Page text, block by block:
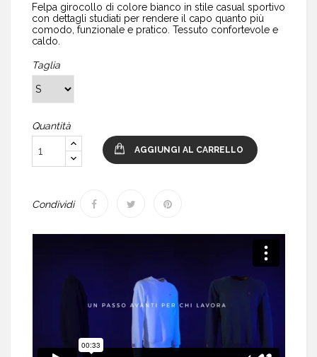
Felpa girocollo di colore bianco in stile casual sportivo
con dettagli studiati per rendere il capo quanto più
comodo, funzionale e pratico. Tessuto confortevole e
caldo.
Taglia
Quantità
AGGIUNGI AL CARRELLO
Condividi